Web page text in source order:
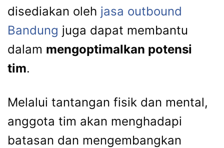
disediakan oleh jasa outbound
Bandung juga dapat membantu
dalam mengoptimalkan potensi
tim.
Melalui tantangan fisik dan mental,
anggota tim akan menghadapi
batasan dan mengembangkan